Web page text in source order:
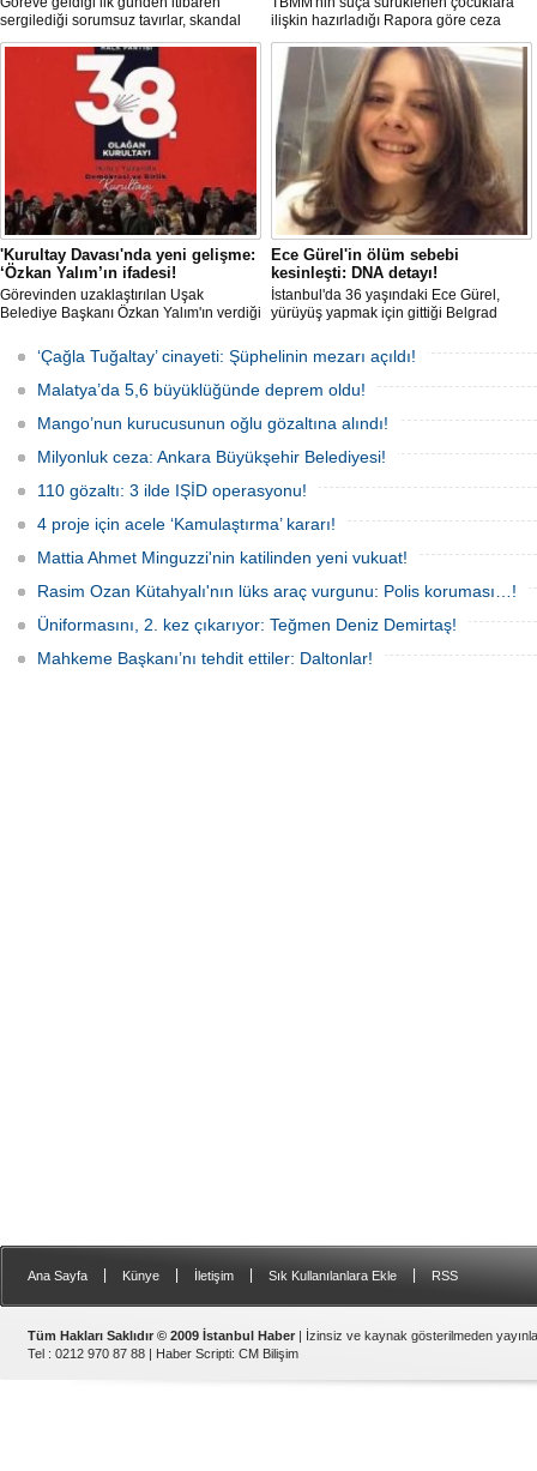
sergilediği sorumsuz tavırlar, skandal
kararlar ve özellikle Türk öğrencilere
uyguladığı vize ambargosuyla tepkilerin
odağında olan İtalya’nın İstanbul
Başkonsolosu Elena Clemente’nin
Türkiye’deki görevi nihayet sona erdi.
ilişkin hazırladığı Rapora göre ceza
sorumluluğu yaşının; 12'den 10'a
düşürülmesi planlanıyor.
'Kurultay Davası'nda yeni gelişme:
‘Özkan Yalım’ın ifadesi!
Görevinden uzaklaştırılan Uşak
Belediye Başkanı Özkan Yalım'ın verdiği
Ece Gürel'in ölüm sebebi
kesinleşti: DNA detayı!
İstanbul'da 36 yaşındaki Ece Gürel,
yürüyüş yapmak için gittiği Belgrad
karıştı. 4 gün sonra sağ bulunan ancak
kaldırıldığı hastanede hayatını
kaybeden Ece'nin ölümüyle ilgili
soruşturma tamamlanırken, dikkat
çeken detaylar yer aldı.
‘Çağla Tuğaltay’ cinayeti: Şüphelinin mezarı açıldı!
Malatya’da 5,6 büyüklüğünde deprem oldu!
Mango’nun kurucusunun oğlu gözaltına alındı!
Milyonluk ceza: Ankara Büyükşehir Belediyesi!
110 gözaltı: 3 ilde IŞİD operasyonu!
4 proje için acele ‘Kamulaştırma’ kararı!
Mattia Ahmet Minguzzi'nin katilinden yeni vukuat!
Rasim Ozan Kütahyalı'nın lüks araç vurgunu: Polis koruması…!
Üniformasını, 2. kez çıkarıyor: Teğmen Deniz Demirtaş!
Mahkeme Başkanı’nı tehdit ettiler: Daltonlar!
Ana Sayfa Künye İletişim Sık Kullanılanlara Ekle RSS
Tüm Hakları Saklıdır © 2009 İstanbul Haber | İzinsiz ve kaynak gösterilmeden
Tel : 0212 970 87 88 | Haber Scripti: CM Bilişim